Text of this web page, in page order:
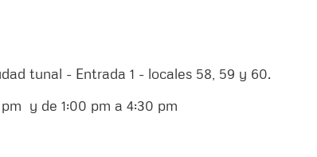
tunal - Entrada 1 - locales 58, 59 y 60.
y de 1:00 pm a 4:30 pm